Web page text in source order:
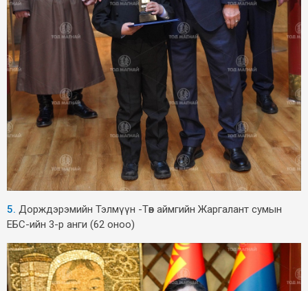
5. Дорждэрэмийн Тэлмүүн -Төв аймгийн Жаргалант сумын
ЕБС-ийн 3-р анги (62 оноо)